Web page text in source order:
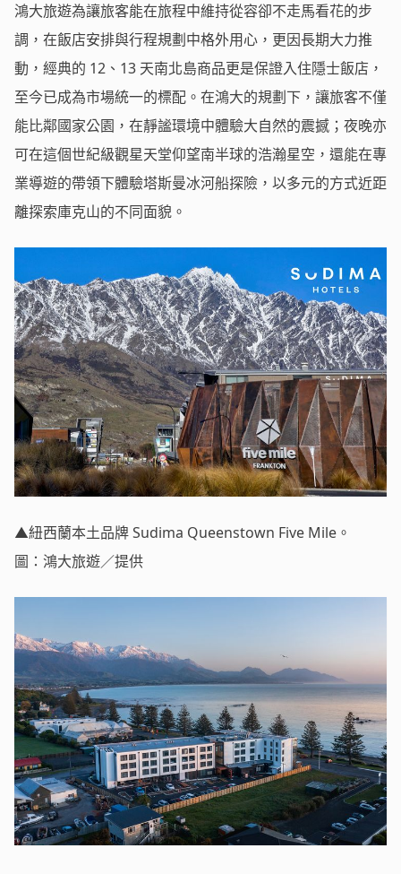
鴻大旅遊為讓旅客能在旅程中維持從容卻不走馬看花的步
調，在飯店安排與行程規劃中格外用心，更因長期大力推
動，經典的 12、13 天南北島商品更是保證入住隱士飯店，
至今已成為市場統一的標配。在鴻大的規劃下，讓旅客不僅
能比鄰國家公園，在靜謐環境中體驗大自然的震撼；夜晚亦
可在這個世紀級觀星天堂仰望南半球的浩瀚星空，還能在專
業導遊的帶領下體驗塔斯曼冰河船探險，以多元的方式近距
離探索庫克山的不同面貌。
▲紐西蘭本土品牌 Sudima Queenstown Five Mile。
圖：鴻大旅遊／提供